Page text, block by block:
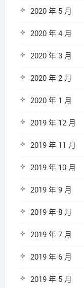
2020 年 5 月
2020 年 4 月
2020 年 3 月
2020 年 2 月
2020 年 1 月
2019 年 12 月
2019 年 11 月
2019 年 10 月
2019 年 9 月
2019 年 8 月
2019 年 7 月
2019 年 6 月
2019 年 5 月